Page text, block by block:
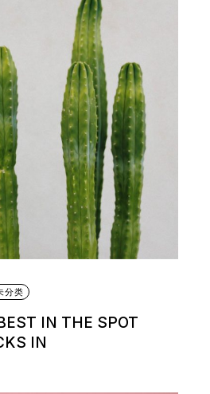
分类
IN THE SPOT
IN